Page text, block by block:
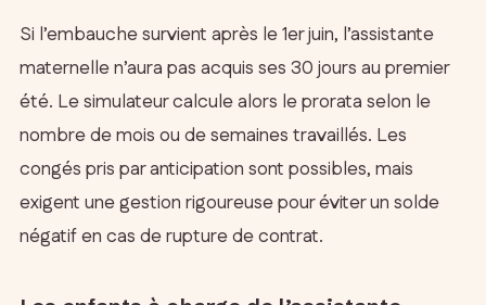
Si l’embauche survient après le 1er juin, l’assistante
maternelle n’aura pas acquis ses 30 jours au premier
été. Le simulateur calcule alors le prorata selon le
nombre de mois ou de semaines travaillés. Les
congés pris par anticipation sont possibles, mais
exigent une gestion rigoureuse pour éviter un solde
négatif en cas de rupture de contrat.